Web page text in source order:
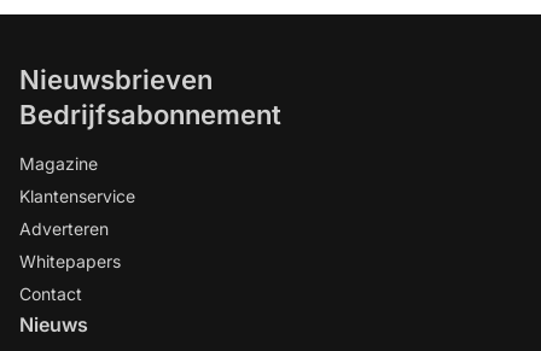
Nieuwsbrieven
Bedrijfsabonnement
Magazine
Klantenservice
Adverteren
Whitepapers
Contact
Nieuws